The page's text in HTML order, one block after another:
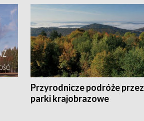
Przyrodnicze podróże przez
parki krajobrazowe